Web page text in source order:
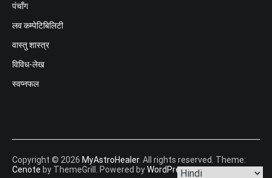
पंचाँग
लव कम्पेटिबिलिटी
वास्तु शास्त्र
विविध-लेख
स्वप्नफल
Copyright © 2026 MyAstroHealer. All rights reserved. Theme:
Cenote by ThemeGrill. Powered byWordPress.